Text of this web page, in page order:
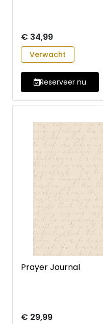
€ 34,99
Verwacht
Reserveer nu
Prayer Journal
€ 29,99